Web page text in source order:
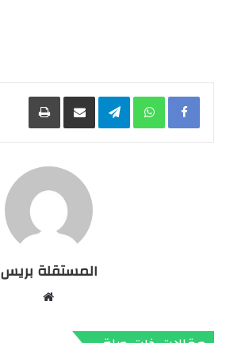
Facebook
WhatsApp
Telegramمشاركة عبر البريد طباعة
المستقلة بريس